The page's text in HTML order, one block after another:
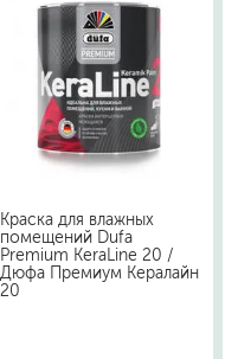
Краска для влажных
помещений Dufa
Premium KeraLine 20 /
Дюфа Премиум Кералайн
20